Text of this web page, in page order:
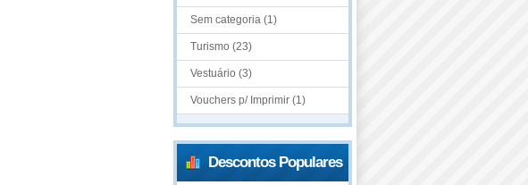
Sem categoria (1)
Turismo (23)
Vestuário (3)
Vouchers p/ Imprimir (1)
Descontos Populares